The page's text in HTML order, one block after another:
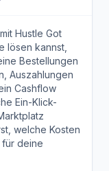
Hustle Got
lösen kannst,
Bestellungen
Auszahlungen
Cashflow
Ein-Klick-
welche Kosten
für deine